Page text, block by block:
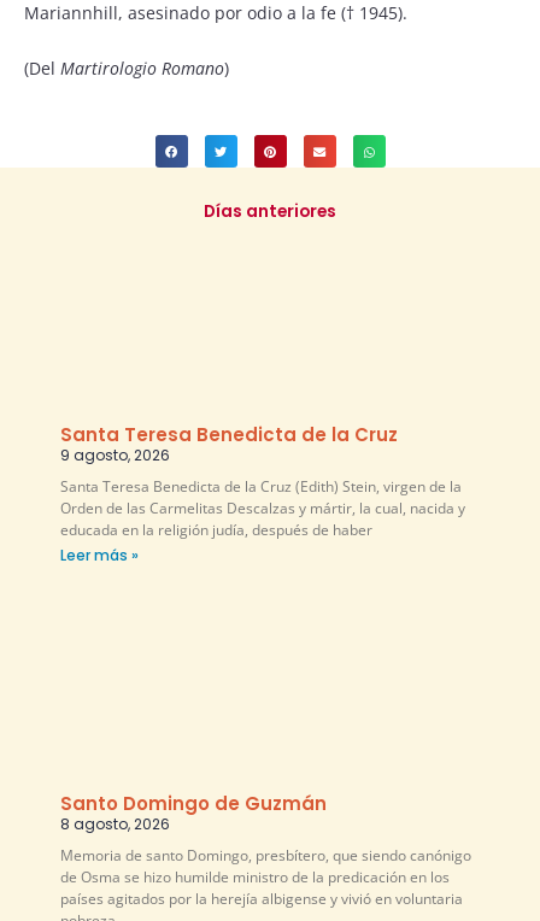
Mariannhill, asesinado por odio a la fe († 1945).
(Del Martirologio Romano)
Días anteriores
Santa Teresa Benedicta de la Cruz
9 agosto, 2026
Santa Teresa Benedicta de la Cruz (Edith) Stein, virgen de la
Orden de las Carmelitas Descalzas y mártir, la cual, nacida y
educada en la religión judía, después de haber
Leer más »
Santo Domingo de Guzmán
8 agosto, 2026
Memoria de santo Domingo, presbítero, que siendo canónigo
de Osma se hizo humilde ministro de la predicación en los
países agitados por la herejía albigense y vivió en voluntaria